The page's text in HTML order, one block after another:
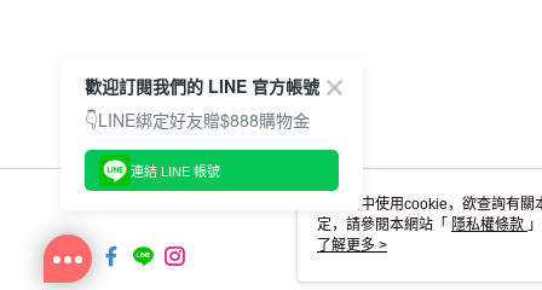
本網站中使用cookie，欲查詢有
定，請參閱本網站「 隱私權條款
cookie。
了解更多 >
歡迎訂閱我們的 LINE 官方帳號
👇LINE綁定好友贈$888購物金
連結 LINE 帳號